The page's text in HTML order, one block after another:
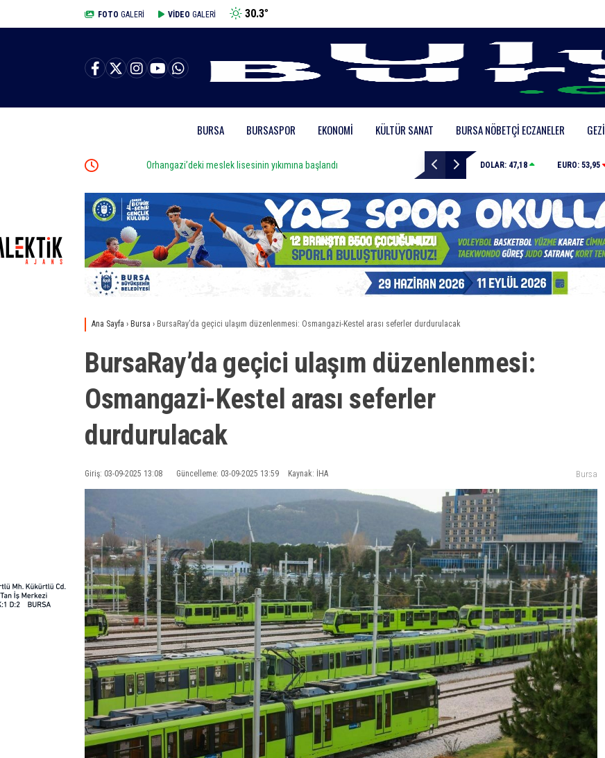
FOTO GALERİ VİDEO GALERİ 30.3°
BURSA BURSASPOR EKONOMI KÜLTÜR SANAT BURSA NÖBETÇI ECZANELER GEZI
Orhangazi’deki meslek lisesinin yıkımına başlandı Fetih coşkusu Keles’e taşındı
DOLAR: 47,18 EURO: 53,95
Ana Sayfa › Bursa › BursaRay’da geçici ulaşım düzenlenmesi: Osmangazi-Kestel arası seferler durdurulacak
BursaRay’da geçici ulaşım düzenlenmesi:
Osmangazi-Kestel arası seferler
durdurulacak
Giriş: 03-09-2025 13:08 Güncelleme: 03-09-2025 13:59 Kaynak: İHA Bursa